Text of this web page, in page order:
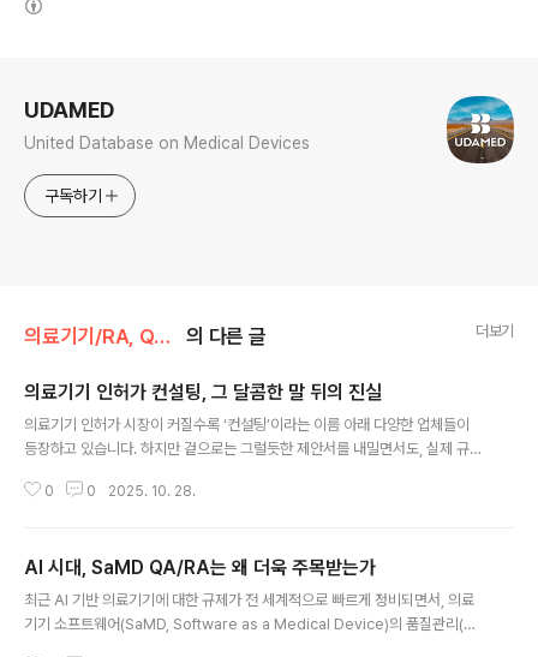
UDAMED
United Database on Medical Devices
구독하기
의료기기/RA, QA, QC 의 다른 글 더보기
의료기기 인허가 컨설팅, 그 달콤한 말 뒤의 진실
의료기기 인허가 시장이 커질수록 ‘컨설팅’이라는 이름 아래 다양한 업체들이
등장하고 있습니다. 하지만 겉으로는 그럴듯한 제안서를 내밀면서도, 실제 규제
규제 컨설턴트로서, 많은 제조사들이 시행착오를 겪는 모습을 보며 몇 가지 현
목을 다뤄본 적이 있는지가 핵심입니다. 전기·전자제품 기반의 Class II 의료기
기와 체내 삽입형 Class III 제품의 규제 전략은 완전히 다릅니다. 경험이 없는
컨설턴트는 실제 규제 기관의 관점을 충분히 예측하지 못하고, 결국 프로젝트가
0 0 2025. 10. 28.
AI 시대, SaMD QA/RA는 왜 더욱 주목받는가
최근 AI 기반 의료기기에 대한 규제가 전 세계적으로 빠르게 정비되면서, 의료
기기 소프트웨어(SaMD, Software as a Medical Device)의 품질관리(Q